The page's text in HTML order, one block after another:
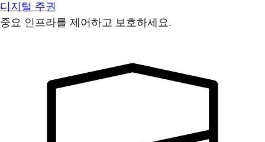
디지털 주권
중요 인프라를 제어하고 보호하세요.